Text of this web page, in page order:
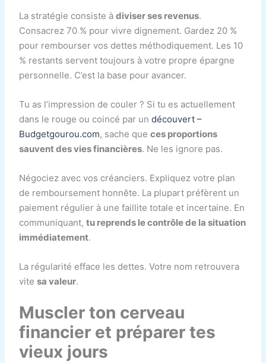
La stratégie consiste àdiviser ses revenus.
Consacrez 70 % pour vivre dignement. Gardez 20 %
pour rembourser vos dettes méthodiquement. Les 10
% restants servent toujours à votre propre épargne
personnelle. C’est la base pour avancer.
Tu as l’impression de couler ? Si tu es actuellement
dans le rouge ou coincé par undécouvert –
Budgetgourou.com, sache queces proportions
sauvent des vies financières. Ne les ignore pas.
Négociez avec vos créanciers. Expliquez votre plan
de remboursement honnête. La plupart préfèrent un
paiement régulier à une faillite totale et incertaine. En
communiquant,tu reprends le contrôle de la situation
immédiatement.
La régularité efface les dettes. Votre nom retrouvera
vitesa valeur.
Muscler ton cerveau
financier et préparer tes
vieux jours